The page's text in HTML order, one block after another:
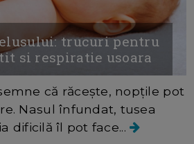
trucuri pentru
si respiratie usoara
că răcește, nopțile pot
Nasul înfundat, tusea
dificilă îl pot face...